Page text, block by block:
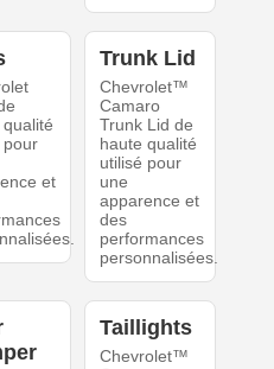
pour
et
Trunk Lid
Chevrolet™
Camaro
Trunk Lid de
haute qualité
utilisé pour
une
apparence et
des
performances
personnalisées.
Taillights
Chevrolet™